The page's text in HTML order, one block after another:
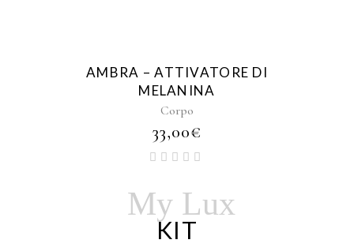
AMBRA – ATTIVATORE DI
MELANINA
Corpo
33,00€
My Lux
KIT